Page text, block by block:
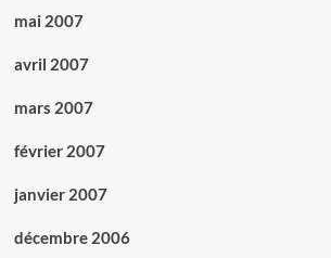
mai 2007
avril 2007
mars 2007
février 2007
janvier 2007
décembre 2006